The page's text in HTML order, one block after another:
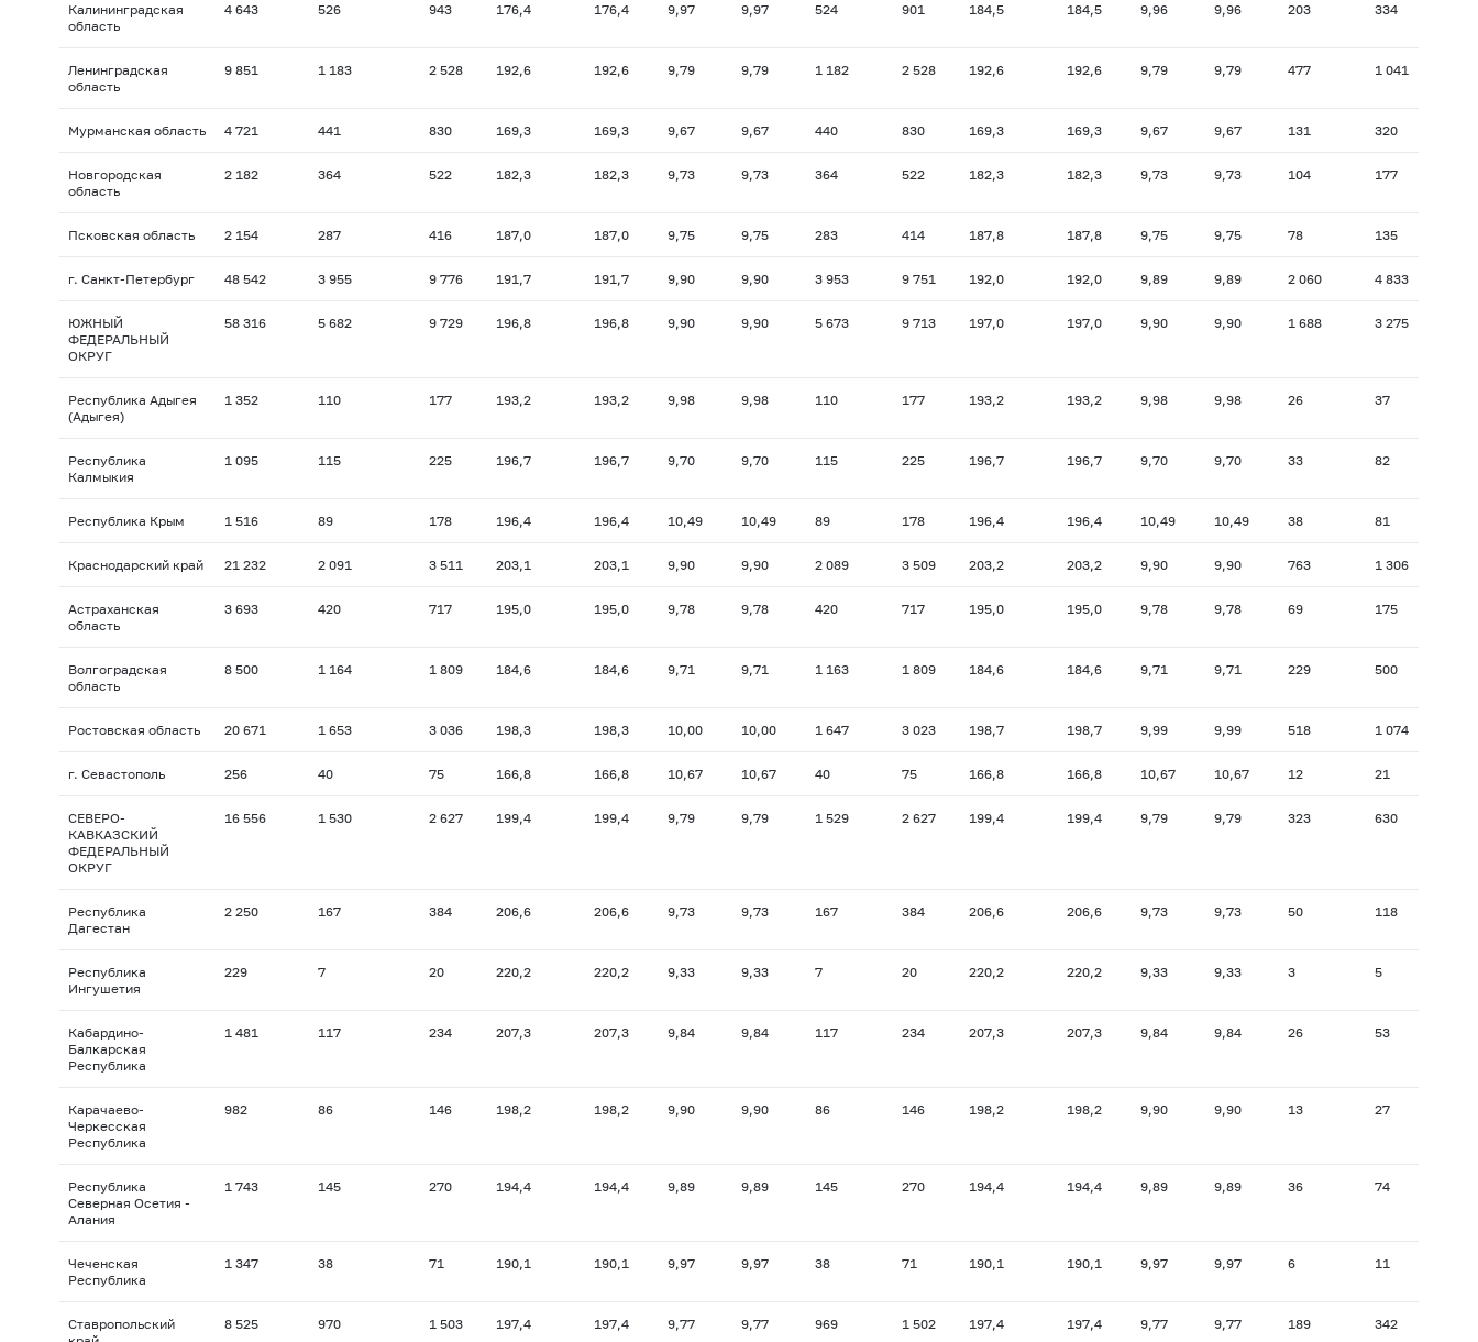
Калининградская
область
4 643 526 943 176,4 176,4 9,97 9,97 524 901 184,5 184,5 9,96 9,96 203 334
Ленинградская
область
9 851 1 183 2 528 192,6 192,6 9,79 9,79 1 182 2 528 192,6 192,6 9,79 9,79 477 1 041
Мурманская область 4 721 441 830 169,3 169,3 9,67 9,67 440 830 169,3 169,3 9,67 9,67 131 320
Новгородская
область
2 182 364 522 182,3 182,3 9,73 9,73 364 522 182,3 182,3 9,73 9,73 104 177
Псковская область 2 154 287 416 187,0 187,0 9,75 9,75 283 414 187,8 187,8 9,75 9,75 78 135
г. Санкт-Петербург 48 542 3 955 9 776 191,7 191,7 9,90 9,90 3 953 9 751 192,0 192,0 9,89 9,89 2 060 4 833
ЮЖНЫЙ
ФЕДЕРАЛЬНЫЙ
ОКРУГ
58 316 5 682 9 729 196,8 196,8 9,90 9,90 5 673 9 713 197,0 197,0 9,90 9,90 1 688 3 275
Республика Адыгея
(Адыгея)
1 352 110 177 193,2 193,2 9,98 9,98 110 177 193,2 193,2 9,98 9,98 26 37
Республика
Калмыкия
1 095 115 225 196,7 196,7 9,70 9,70 115 225 196,7 196,7 9,70 9,70 33 82
Республика Крым 1 516 89 178 196,4 196,4 10,49 10,49 89 178 196,4 196,4 10,49 10,49 38 81
Краснодарский край 21 232 2 091 3 511 203,1 203,1 9,90 9,90 2 089 3 509 203,2 203,2 9,90 9,90 763 1 306
Астраханская
область
3 693 420 717 195,0 195,0 9,78 9,78 420 717 195,0 195,0 9,78 9,78 69 175
Волгоградская
область
8 500 1 164 1 809 184,6 184,6 9,71 9,71 1 163 1 809 184,6 184,6 9,71 9,71 229 500
Ростовская область 20 671 1 653 3 036 198,3 198,3 10,00 10,00 1 647 3 023 198,7 198,7 9,99 9,99 518 1 074
г. Севастополь 256 40 75 166,8 166,8 10,67 10,67 40 75 166,8 166,8 10,67 10,67 12 21
СЕВЕРО-
КАВКАЗСКИЙ
ФЕДЕРАЛЬНЫЙ
ОКРУГ
16 556 1 530 2 627 199,4 199,4 9,79 9,79 1 529 2 627 199,4 199,4 9,79 9,79 323 630
Республика
Дагестан
2 250 167 384 206,6 206,6 9,73 9,73 167 384 206,6 206,6 9,73 9,73 50 118
Республика
Ингушетия
229 7 20 220,2 220,2 9,33 9,33 7 20 220,2 220,2 9,33 9,33 3 5
Кабардино-
Балкарская
Республика
1 481 117 234 207,3 207,3 9,84 9,84 117 234 207,3 207,3 9,84 9,84 26 53
Карачаево-
Черкесская
Республика
982 86 146 198,2 198,2 9,90 9,90 86 146 198,2 198,2 9,90 9,90 13 27
Республика
Северная Осетия -
Алания
1 743 145 270 194,4 194,4 9,89 9,89 145 270 194,4 194,4 9,89 9,89 36 74
Чеченская
Республика
1 347 38 71 190,1 190,1 9,97 9,97 38 71 190,1 190,1 9,97 9,97 6 11
Ставропольский
8 525 970 1 503 197,4 197,4 9,77 9,77 969 1 502 197,4 197,4 9,77 9,77 189 342